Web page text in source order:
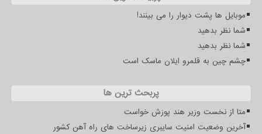
موبایل ها پشت دیوار را می بینند!
شما نظر بدهید
شما نظر بدهید
چشم چین به قلمرو ایلان ماسک است
پربحث ترین ها
متا از نخست وزیر هند پوزش خواست
آخرین وضعیت امنیت سایبری زیرساخت های راه آهن کشور